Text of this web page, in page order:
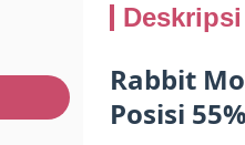
Rabbit
Posisi